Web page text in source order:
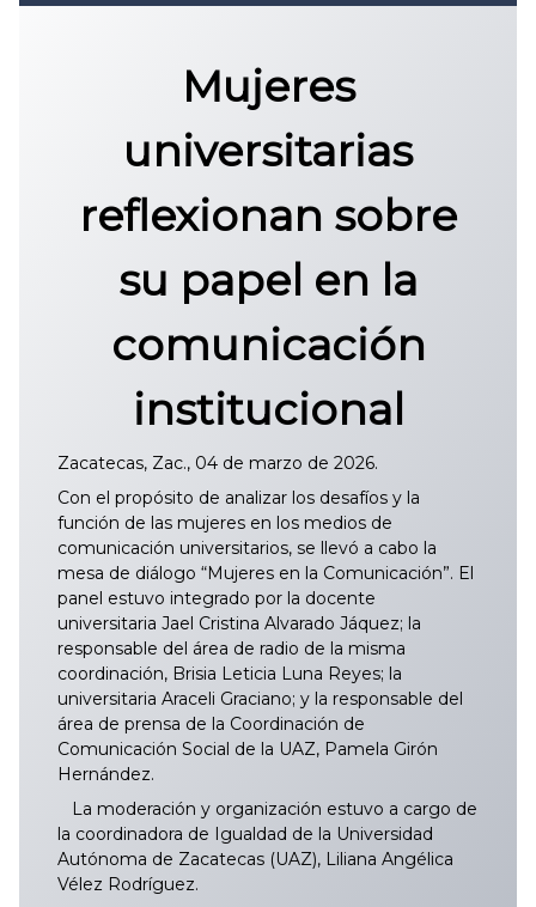
CONVOCATORIA DE INGRESO UAZ
Mujeres
universitarias
reflexionan sobre
su papel en la
comunicación
institucional
Zacatecas, Zac., 04 de marzo de 2026.
Con el propósito de analizar los desafíos y la
función de las mujeres en los medios de
comunicación universitarios, se llevó a cabo la
mesa de diálogo “Mujeres en la Comunicación”. El
panel estuvo integrado por la docente
universitaria Jael Cristina Alvarado Jáquez; la
responsable del área de radio de la misma
coordinación, Brisia Leticia Luna Reyes; la
universitaria Araceli Graciano; y la responsable del
área de prensa de la Coordinación de
Comunicación Social de la UAZ, Pamela Girón
Hernández.
La moderación y organización estuvo a cargo de
la coordinadora de Igualdad de la Universidad
Autónoma de Zacatecas (UAZ), Liliana Angélica
Vélez Rodríguez.